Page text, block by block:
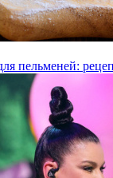
пельменей: